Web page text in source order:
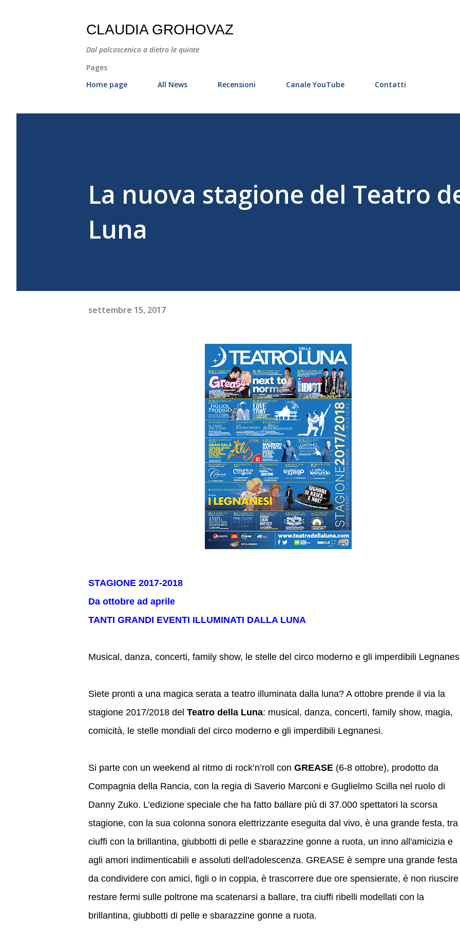
CLAUDIA GROHOVAZ
Dal palcoscenico a dietro le quinte
Pages
Home page
All News Recensioni Canale YouTube Contatti
La nuova stagione del Teatro
Luna
settembre 15, 2017
STAGIONE 2017-2018
Da ottobre ad aprile
TANTI GRANDI EVENTI ILLUMINATI DALLA LUNA
Musical, danza, concerti, family show, le stelle del circo moderno e gli imperdibili
Siete pronti a una magica serata a teatro illuminata dalla luna? A ottobre prende il via la
stagione 2017/2018 del Teatro della Luna: musical, danza, concerti, family show, magia,
comicità, le stelle mondiali del circo moderno e gli imperdibili Legnanesi.
Si parte con un weekend al ritmo di rock’n’roll con GREASE (6-8 ottobre), prodotto da
Compagnia della Rancia, con la regia di Saverio Marconi e Guglielmo Scilla nel ruolo di
Danny Zuko. L’edizione speciale che ha fatto ballare più di 37.000 spettatori la scorsa
stagione, con la sua colonna sonora elettrizzante eseguita dal vivo, è una grande festa, tra
ciuffi con la brillantina, giubbotti di pelle e sbarazzine gonne a ruota, un inno all'amicizia e
agli amori indimenticabili e assoluti dell'adolescenza. GREASE è sempre una grande festa
da condividere con amici, figli o in coppia, è trascorrere due ore spensierate, è non
restare fermi sulle poltrone ma scatenarsi a ballare, tra ciuffi ribelli modellati con la
brillantina, giubbotti di pelle e sbarazzine gonne a ruota.